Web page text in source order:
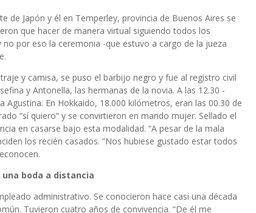
de Japón y él en Temperley, provincia de Buenos Aires se
que hacer de manera virtual siguiendo todos los
por eso la ceremonia -que estuvo a cargo de la jueza
y camisa, se puso el barbijo negro y fue al registro civil
y Antonella, las hermanas de la novia. A las 12.30 -
En Hokkaido, 18.000 kilómetros, eran las 00.30 de
“sí quiero” y se convirtieron en marido mujer. Sellado el
en casarse bajo esta modalidad. “A pesar de la mala
los recién casados. “Nos hubiese gustado estar todos
boda a distancia
administrativo. Se conocieron hace casi una década
Tuvieron cuatro años de convivencia. “De él me